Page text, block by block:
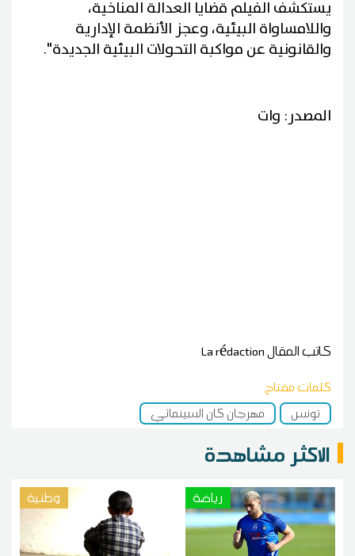
يستكشف الفيلم قضايا العدالة المناخية،
واللامساواة البيئية، وعجز الأنظمة الإدارية
والقانونية عن مواكبة التحولات البيئية الجديدة".
المصدر: وات
كاتب المقالLa rédaction
كلمات مفتاح
تونس
مهرجان كان السينمائي
الاكثر مشاهدة
رياضة وطنية